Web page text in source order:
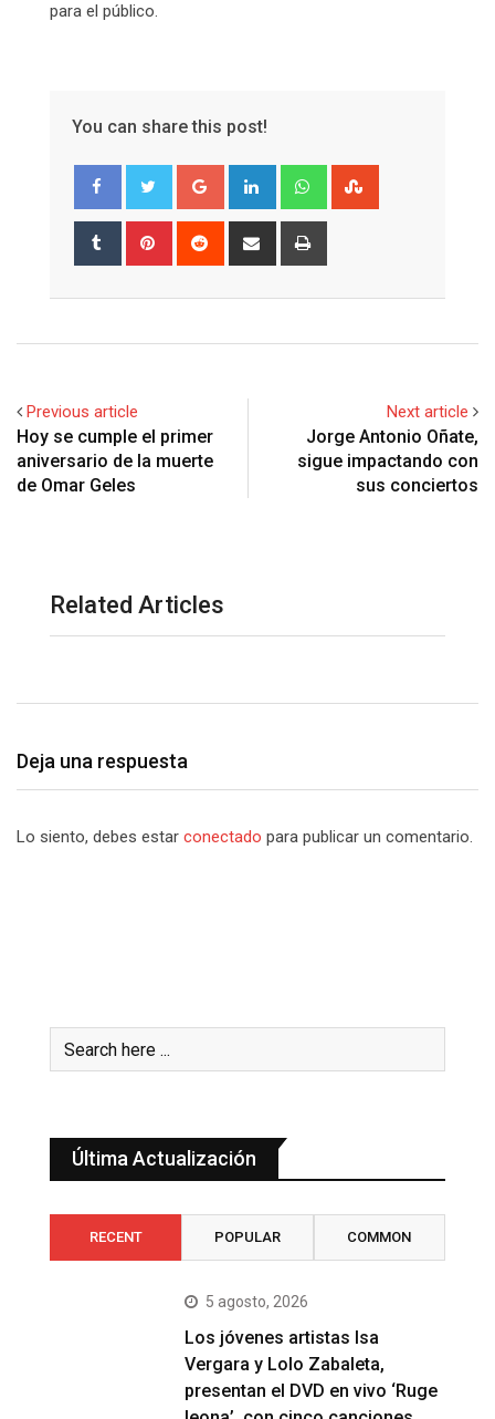
para el público.
You can share this post!
Google+ LinkedIn Whatsapp
Tumblr Pinterest Reddit
Share
Previous article
Hoy se cumple el primer
aniversario de la muerte
de Omar Geles
Next article
Jorge Antonio Oñate,
sigue impactando con
sus conciertos
Related Articles
Deja una respuesta
Lo siento, debes estar conectado para publicar un comentario.
Última Actualización
RECENT POPULAR COMMON
5 agosto, 2026
Los jóvenes artistas Isa
Vergara y Lolo Zabaleta,
presentan el DVD en vivo ‘Ruge